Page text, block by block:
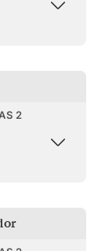
2